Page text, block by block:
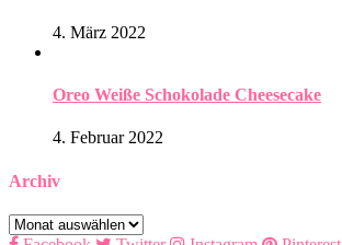
4. März 2022
Oreo Weiße Schokolade Cheesecake
4. Februar 2022
Archiv
Archiv